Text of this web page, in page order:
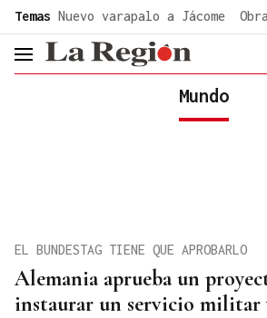
Temas Nuevo varapalo a Jácome
header.menu.open
Mundo
Alemania aprueba un
instaurar un servicio
EL BUNDESTAG TIENE QUE APROBARLO